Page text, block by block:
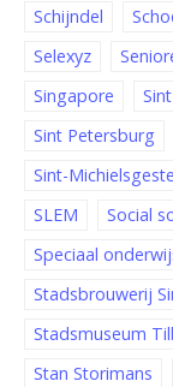
Schijndel
Selexyz
Singapore
Sint Petersburg
Sint-
SLEM
Social
Speciaal
Stadsbrouwerij
Stadsmuseum
Stan Storimans